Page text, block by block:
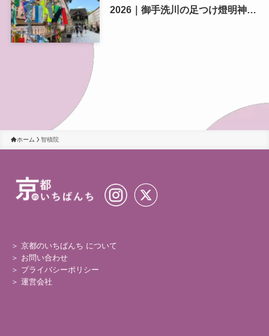
2026｜御手洗川の足つけ燈明神事
ホーム 智積院
＞ 京都のいちばんち について
＞ お問い合わせ
＞ プライバシーポリシー
＞ 運営会社